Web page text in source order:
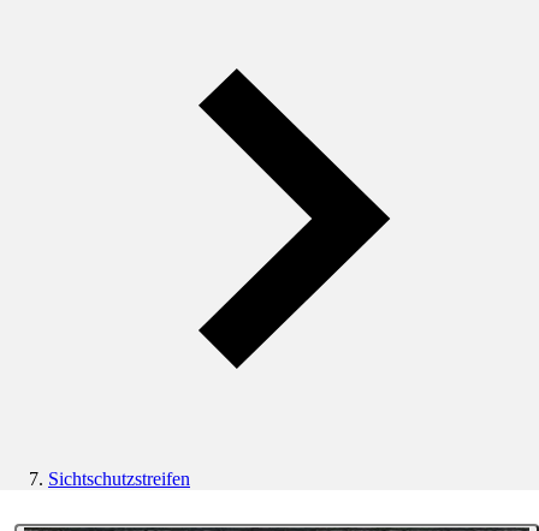
Sichtschutzstreifen